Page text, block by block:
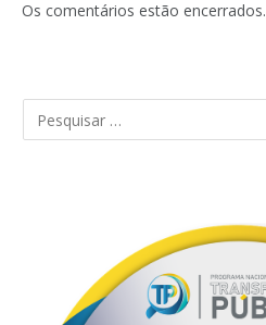
Os comentários estão encerrados.